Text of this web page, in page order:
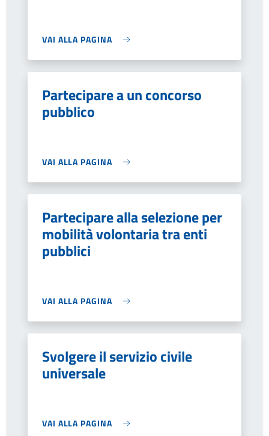
VAI ALLA PAGINA
Partecipare a un concorso
pubblico
VAI ALLA PAGINA
Partecipare alla selezione per
mobilità volontaria tra enti
pubblici
VAI ALLA PAGINA
Svolgere il servizio civile
universale
VAI ALLA PAGINA